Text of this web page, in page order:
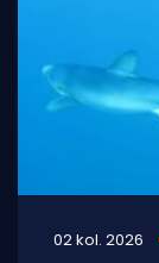
02 kol. 2026